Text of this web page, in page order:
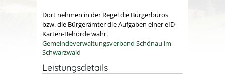
Dort nehmen in der Regel die Bürgerbüros
bzw. die Bürgerämter die Aufgaben einer eID-
Karten-Behörde wahr.
Gemeindeverwaltungsverband Schönau im
Schwarzwald
Leistungsdetails